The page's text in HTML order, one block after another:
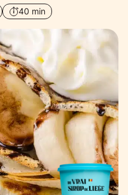
40 min